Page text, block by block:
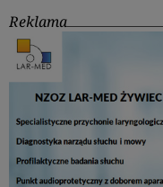
Reklama